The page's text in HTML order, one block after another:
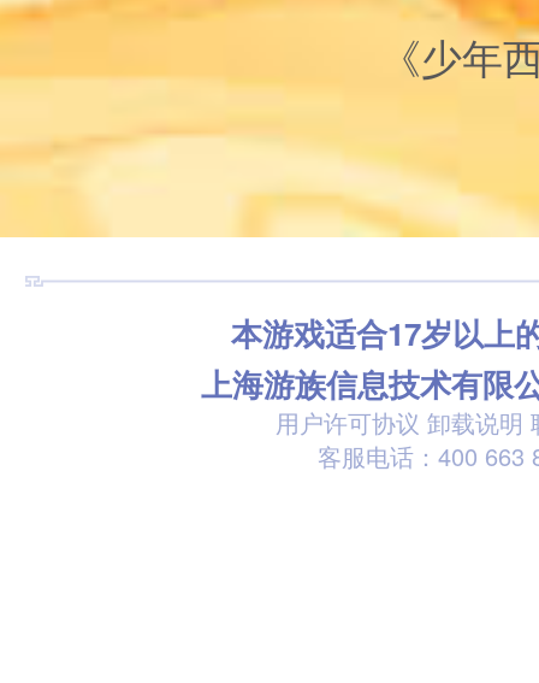
《少年
本游戏适合17岁以上
上海游族信息技术有限
用户许可协议 卸载说明
客服电话：400 663